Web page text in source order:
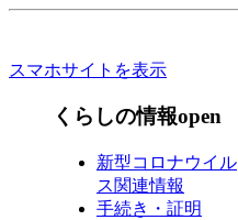
スマホサイトを表示
くらしの情報open
新型コロナウイル
ス関連情報
手続き・証明